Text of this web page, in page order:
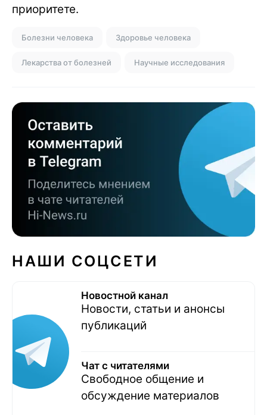
приоритете.
Болезни человека Здоровье человека
Лекарства от болезней Научные исследования
НАШИ СОЦСЕТИ
Новостной канал
Новости, статьи и анонсы
публикаций
Чат с читателями
Свободное общение и
обсуждение материалов